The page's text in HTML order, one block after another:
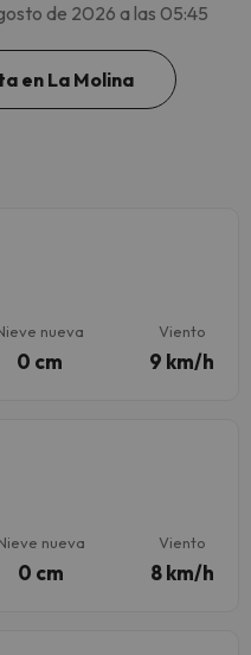
de 2026 a las 05:45
en La Molina
nueva
0 cm
Viento
9 km/h
nueva
0 cm
Viento
8 km/h